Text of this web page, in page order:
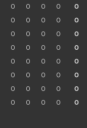
0 0 0 0 0
0 0 0 0 0
0 0 0 0 0
0 0 0 0 0
0 0 0 0 0
0 0 0 0 0
0 0 0 0 0
0 0 0 0 0